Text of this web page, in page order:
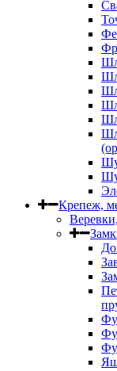
Крепеж,